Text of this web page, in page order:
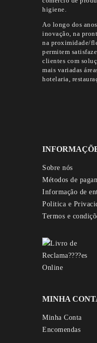
higiene.
Ao longo dos
inovação, na
na proximidade/
permitem
clientes com
mais variadas
hotelaria,
Sobre nós
Métodos de
Informação de
Politica e
Termos e
MINHA
Minha Conta
Encomendas